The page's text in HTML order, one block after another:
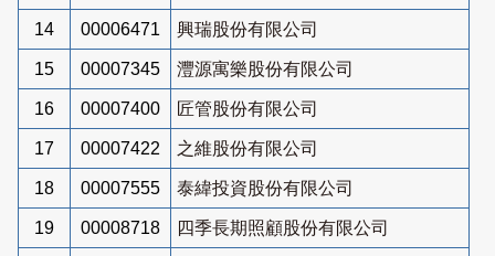
14 00006471 興瑞股份有限公司
15 00007345 灃源寓樂股份有限公司
16 00007400 匠管股份有限公司
17 00007422 之維股份有限公司
18 00007555 泰緯投資股份有限公司
19 00008718 四季長期照顧股份有限公司